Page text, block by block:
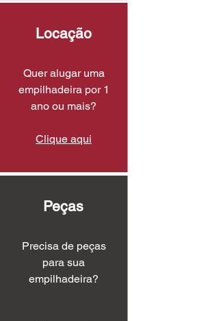
Locação
Quer alugar uma
empilhadeira por 1
ano ou mais?
Clique aqui
Peças
Precisa de peças
para sua
empilhadeira?